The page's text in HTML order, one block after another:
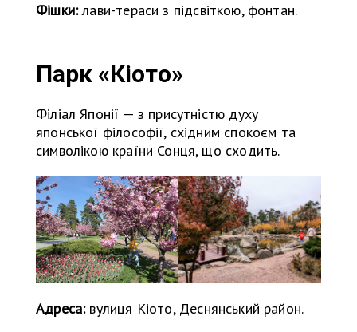
Фішки:лави-тераси з підсвіткою, фонтан.
Парк «Кіото»
Філіал Японії — з присутністю духу
японської філософії, східним спокоєм та
символікою країни Сонця, що сходить.
Адреса:вулиця Кіото, Деснянський район.